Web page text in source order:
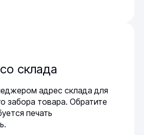
склада
адрес склада для
забора товара. Обратите
печать